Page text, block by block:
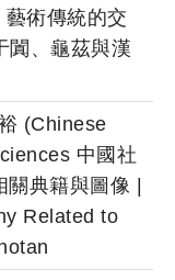
術傳統的交
闐、龜茲與漢
(Chinese
中國社
典籍與圖像 |
Related to